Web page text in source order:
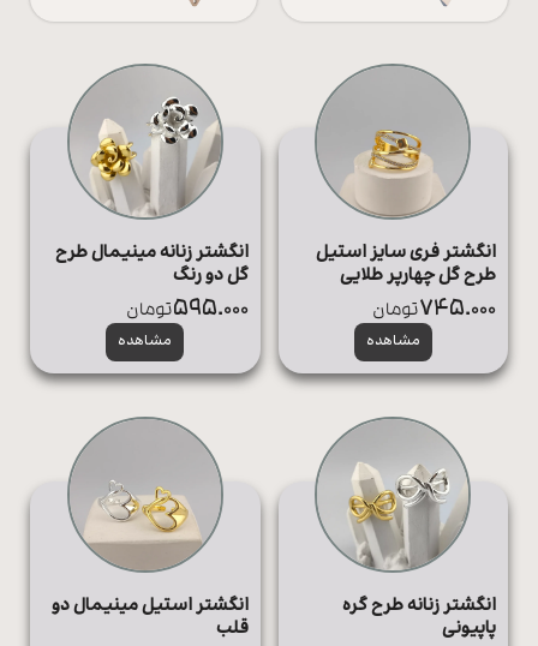
همه
زیورآلات
پیرسینگ
اعمال فیلتر
انگشتر فری سایز استیل
طرح گل چهارپر طلایی
مشاهده
745.000تومان
انگشتر زنانه مینیمال طرح
گل دو رنگ
مشاهده
595.000تومان
انگشتر زنانه طرح گره
پاپیونی
انگشتر استیل مینیمال دو
قلب